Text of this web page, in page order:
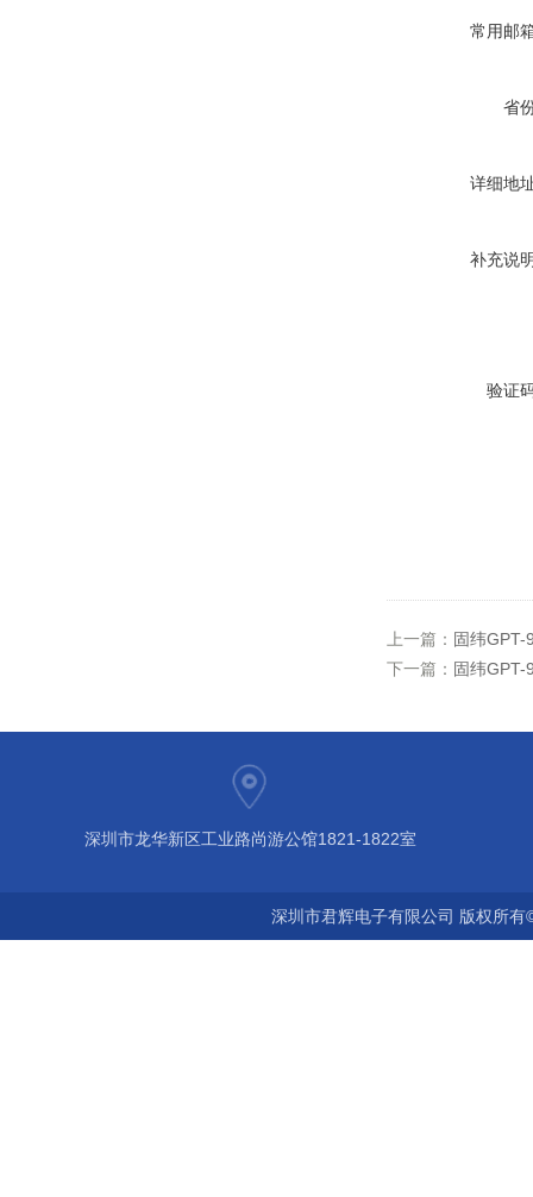
常用邮
省
详细地
补充说
验证
上一篇： 固纬GPT-
下一篇： 固纬GPT-
深圳市龙华新区工业路尚游公馆1821-1822室
深圳市君辉电子有限公司 版权所